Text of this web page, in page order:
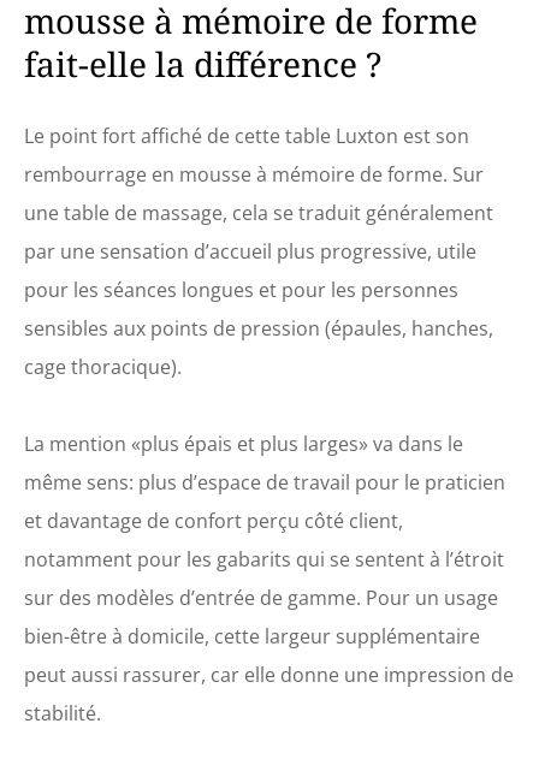
pratique – Bien que
extra large, notre
table de massage
avec un sac de
transport à roulettes
qui le rend ultra-
portable. Installez-le
en quelques minutes
✅ Gardez-le à une
hauteur confortable –
Notre lit de
physiothérapie
est également livré
tête réglable, un
coussin de tête en
forme et un accoudoir
suspendu. ✅ Tout ce
: lavez facilement les
draps réutilisables
pour garder votre lit
mousse à mémoire de forme
fait-elle la différence ?
Le point fort affiché de cette table Luxton est son
rembourrage en mousse à mémoire de forme. Sur
une table de massage, cela se traduit généralement
par une sensation d’accueil plus progressive, utile
pour les séances longues et pour les personnes
sensibles aux points de pression (épaules, hanches,
cage thoracique).
La mention «plus épais et plus larges» va dans le
même sens: plus d’espace de travail pour le praticien
et davantage de confort perçu côté client,
notamment pour les gabarits qui se sentent à l’étroit
sur des modèles d’entrée de gamme. Pour un usage
bien-être à domicile, cette largeur supplémentaire
peut aussi rassurer, car elle donne une impression de
stabilité.